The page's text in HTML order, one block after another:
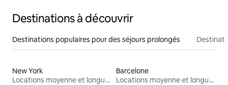
Destinations à découvrir
Destinations populaires pour des séjours prolongés
New York
Locations moyenne et longue durée
Barcelone
Locations moyenne et longue durée